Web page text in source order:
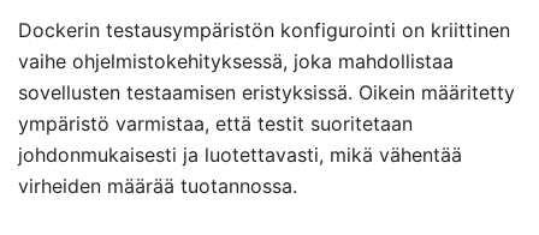
Dockerin testausympäristön konfigurointi on kriittinen
vaihe ohjelmistokehityksessä, joka mahdollistaa
sovellusten testaamisen eristyksissä. Oikein määritetty
ympäristö varmistaa, että testit suoritetaan
johdonmukaisesti ja luotettavasti, mikä vähentää
virheiden määrää tuotannossa.